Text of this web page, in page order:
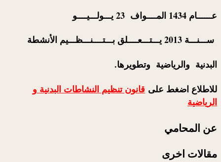
عــــــام 1434 المــــواف 23 يـــولـــيــــو
ســـنـــة 2013 يـــتـــعــــلق بـــتــــنـــظـــيم الأنشطة
البدنية والرياضية وتطويرها.
للاطلاع اضغط على قانون تنظيم النشاطات البدنية و
الرياضية
عن المحامي
مقالات اخرى